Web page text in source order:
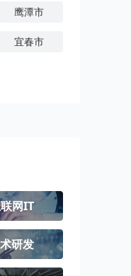
鹰潭市
宜春市
网IT
研发